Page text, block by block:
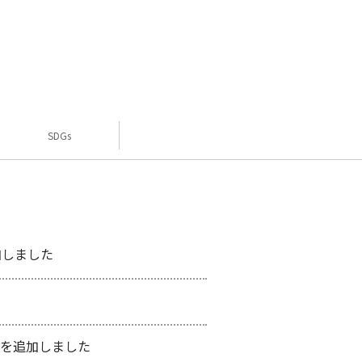
SDGs
ました
追加しました